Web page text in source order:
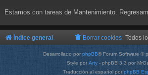
Estamos con tareas de Mantenimiento.
Índice general Todos
Borrar cookies
Desarrollado por phpBB® Forum Software ©
Style por Arty - phpBB 3.3 por
Traducción al español por phpBB